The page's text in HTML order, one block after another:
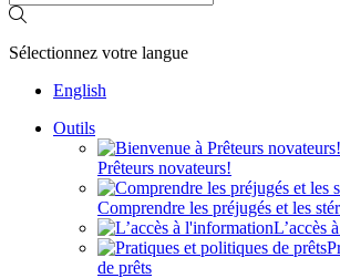
Sélectionnez votre langue
English
Outils
Prêteurs novateurs!
Comprendre les préjugés et les
L’accès
de prêts